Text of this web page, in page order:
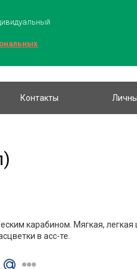
Контакты
карабином. Мягкая,
в асс-те.